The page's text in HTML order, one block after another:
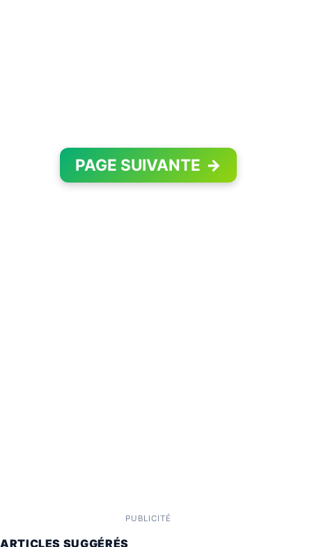
PAGE SUIVANTE →
PUBLICITÉ
ARTICLES SUGGÉRÉS